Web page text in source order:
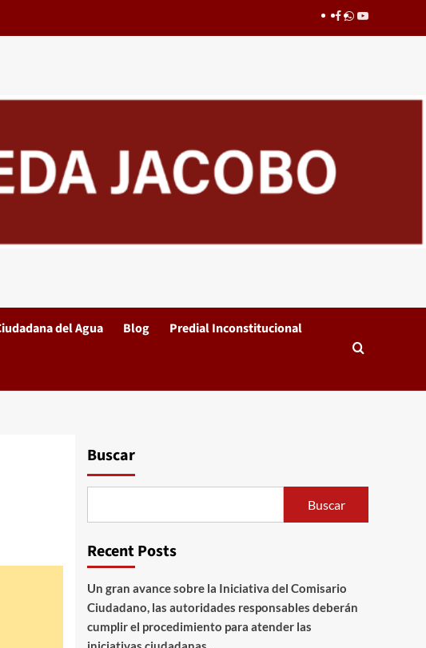
Facebook
whatsapp
youtube
del Agua Blog Predial Inconstitucional
Buscar
Buscar
Recent Posts
Un gran avance sobre la Iniciativa del Comisario
Ciudadano, las autoridades responsables deberán
cumplir el procedimiento para atender las